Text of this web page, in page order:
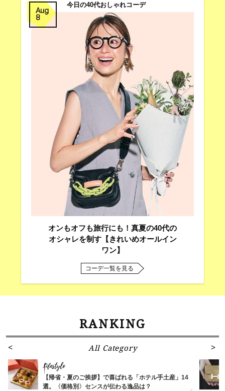
Aug
8
今日の40代おしゃれコーデ
オンもオフも旅行にも！真夏の40代の
オシャレを制す【きれいめオールイン
ワン】
コーデ一覧を見る
RANKING
All Category
Lifestyle
【帰省・夏のご挨拶】で喜ばれる「ホテル手土産」14
選。〈価格別〉センスが伝わる逸品は？